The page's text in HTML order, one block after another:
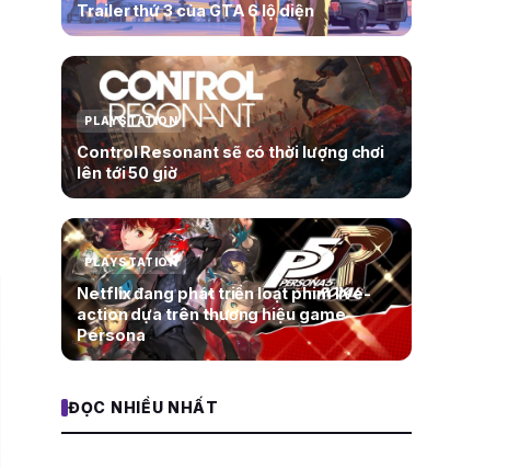
Trailer thứ 3 của GTA 6 lộ diện
PLAYSTATION
Control Resonant sẽ có thời lượng chơi
lên tới 50 giờ
PLAYSTATION
Netflix đang phát triển loạt phim live-
action dựa trên thương hiệu game
Persona
ĐỌC NHIỀU NHẤT